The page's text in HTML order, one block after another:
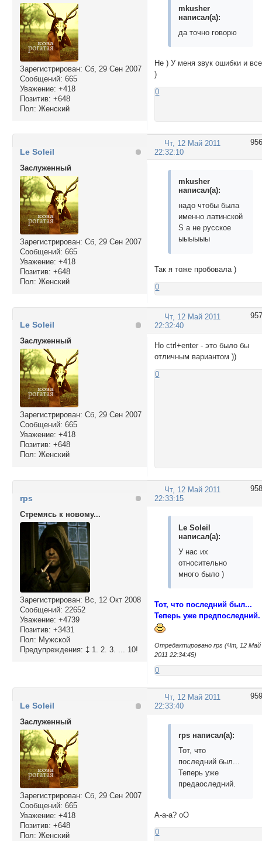
Зарегистрирован: Сб, 29 Сен 2007
Сообщений: 665
Уважение: +418
Позитив: +648
Пол: Женский
mkusher
написал(а):
да точно говорю
Не ) У меня звук ошибки и все
)
0
956
Чт, 12 Май 2011
22:32:10
Le Soleil
Заслуженный
Зарегистрирован: Сб, 29 Сен 2007
Сообщений: 665
Уважение: +418
Позитив: +648
Пол: Женский
mkusher
написал(а):
надо чтобы была
именно латинской
S а не русское
ыыыыыы
Так я тоже пробовала )
0
957
Чт, 12 Май 2011
22:32:40
Le Soleil
Заслуженный
Зарегистрирован: Сб, 29 Сен 2007
Сообщений: 665
Уважение: +418
Позитив: +648
Пол: Женский
Но ctrl+enter - это было бы
отличным вариантом ))
0
958
Чт, 12 Май 2011
22:33:15
rps
Стремясь к новому...
Зарегистрирован: Вс, 12 Окт 2008
Сообщений: 22652
Уважение: +4739
Позитив: +3431
Пол: Мужской
Предупреждения: ‡ 1. 2. 3. ... 10!
Le Soleil
написал(а):
У нас их
относительно
много было )
Тот, что последний был...
Теперь уже предпоследний.
Отредактировано rps (Чт, 12 Май
2011 22:34:45)
0
959
Чт, 12 Май 2011
22:33:40
Le Soleil
Заслуженный
Зарегистрирован: Сб, 29 Сен 2007
Сообщений: 665
Уважение: +418
Позитив: +648
Пол: Женский
rps написал(а):
Тот, что
последний был...
Теперь уже
предаоследний.
А-а-а? оО
0